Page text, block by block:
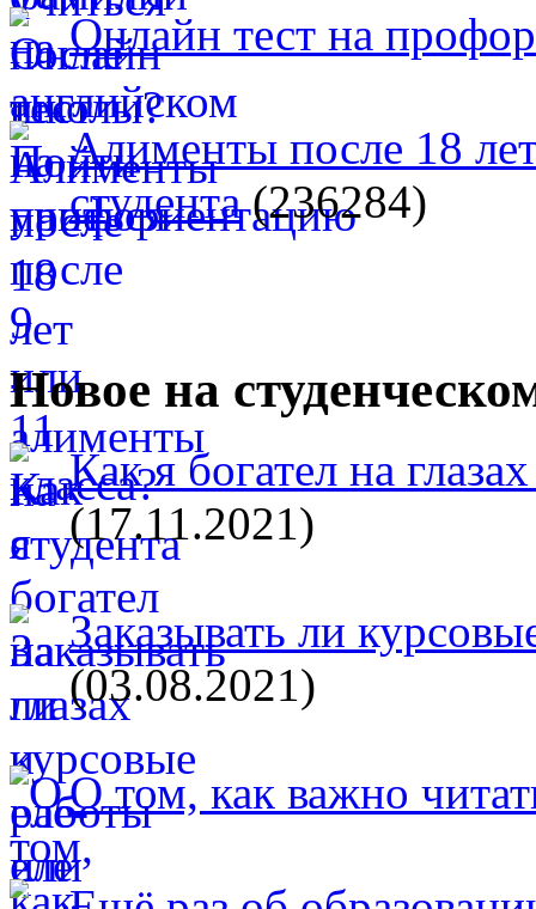
Онлайн тест на
Алименты после 18
студента(236284)
Новое на
Как я богател на
(17.11.2021)
Заказывать ли
(03.08.2021)
О том, как важно